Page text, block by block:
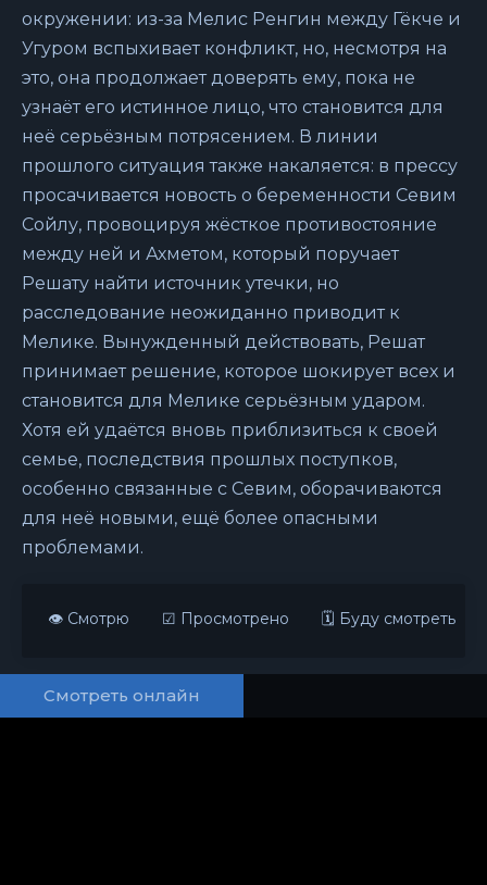
окружении: из-за Мелис Ренгин между Гёкче и
Угуром вспыхивает конфликт, но, несмотря на
это, она продолжает доверять ему, пока не
узнаёт его истинное лицо, что становится для
неё серьёзным потрясением. В линии
прошлого ситуация также накаляется: в прессу
просачивается новость о беременности Севим
Сойлу, провоцируя жёсткое противостояние
между ней и Ахметом, который поручает
Решату найти источник утечки, но
расследование неожиданно приводит к
Мелике. Вынужденный действовать, Решат
принимает решение, которое шокирует всех и
становится для Мелике серьёзным ударом.
Хотя ей удаётся вновь приблизиться к своей
семье, последствия прошлых поступков,
особенно связанные с Севим, оборачиваются
для неё новыми, ещё более опасными
проблемами.
👁 Смотрю ☑ Просмотрено 🗓 Буду смотреть
Смотреть онлайн